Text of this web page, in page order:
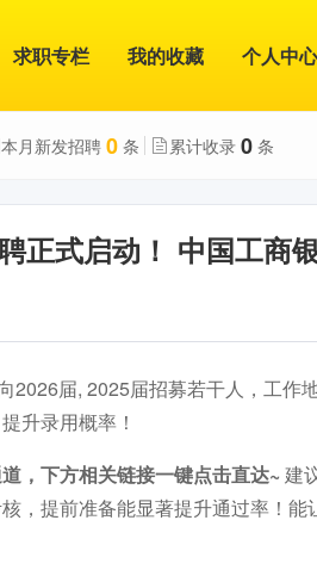
求职专栏 我的收藏 个人中心
本月新发招聘 0 条 累计收录 0 条
正式启动！ 中国工商
届, 2025届招募若干人，工作
升录用概率！
，下方相关链接一键点击直达~ 建
提前准备能显著提升通过率！能